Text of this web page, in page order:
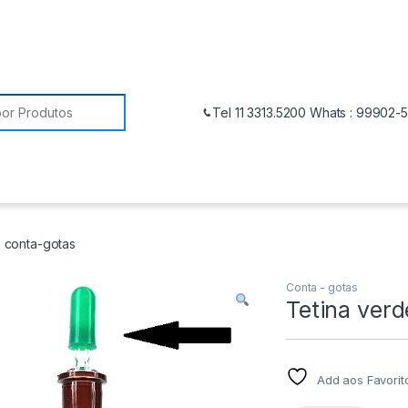
Tel 11 3313.5200 Whats : 99902-
conta-gotas
Conta - gotas
Tetina
Add aos